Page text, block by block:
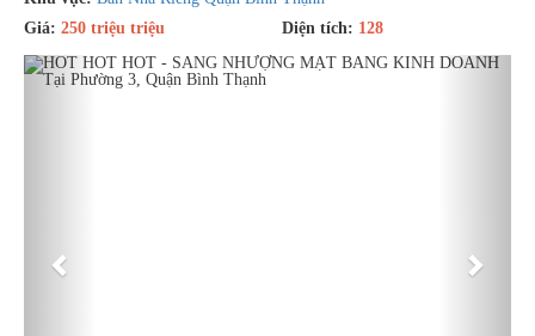
Giá: 250 triệu triệu Diện tích: 128
Previous Next